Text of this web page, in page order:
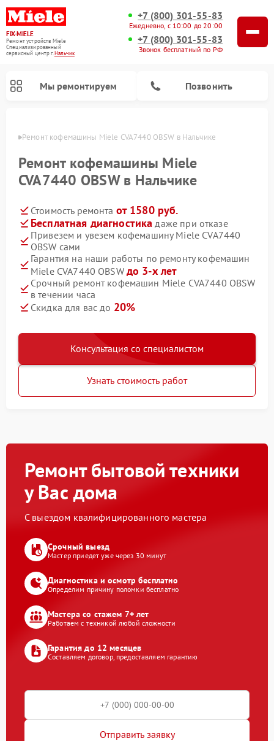
FIX-MIELE
Ремонт устройств Miele
Специализированный
cервисный центр г.Нальчик
+7 (800) 301-55-83
Ежедневно, с 10:00 до 20:00
+7 (800) 301-55-83
Звонок бесплатный по РФ
Мы ремонтируем Позвонить
Ремонт кофемашины Miele CVA7440 OBSW в Нальчике
Ремонт кофемашины Miele
CVA7440 OBSW в Нальчике
Стоимость ремонта от 1580 руб.
Бесплатная диагностика даже при отказе
Привезем и увезем кофемашину Miele CVA7440
OBSW сами
Гарантия на наши работы по ремонту кофемашин
Miele CVA7440 OBSW до 3-х лет
Срочный ремонт кофемашин Miele CVA7440 OBSW
в течении часа
Скидка для вас до 20%
Консультация со специалистом
Узнать стоимость работ
Ремонт бытовой техники
у Вас дома
С выездом квалифицированного мастера
Срочный выезд
Мастер приедет уже через 30 минут
Диагностика и осмотр бесплатно
Определим причину поломки бесплатно
Мастера со стажем 7+ лет
Работаем с техникой любой сложности
Гарантия до 12 месяцев
Составляем договор, предоставляем гарантию
Отправить заявку